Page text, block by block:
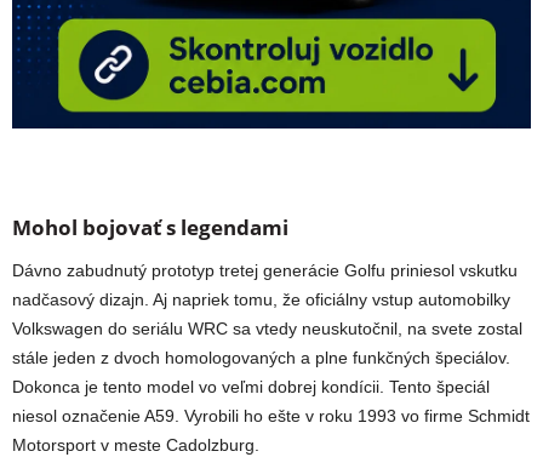
Mohol bojovať s legendami
Dávno zabudnutý prototyp tretej generácie Golfu priniesol vskutku
nadčasový dizajn. Aj napriek tomu, že oficiálny vstup automobilky
Volkswagen do seriálu WRC sa vtedy neuskutočnil, na svete zostal
stále jeden z dvoch homologovaných a plne funkčných špeciálov.
Dokonca je tento model vo veľmi dobrej kondícii. Tento špeciál
niesol označenie A59. Vyrobili ho ešte v roku 1993 vo firme Schmidt
Motorsport v meste Cadolzburg.